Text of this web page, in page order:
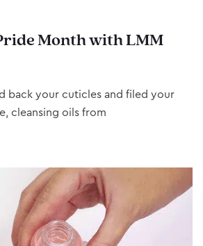
Month with LMM
back your cuticles and filed your
cleansing oils from